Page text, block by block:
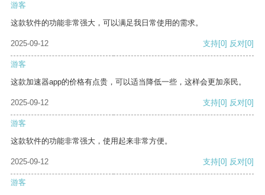
游客
这款软件的功能非常强大，可以满足我日常使用的需求。
2025-09-12 支持[0] 反对[0]
游客
这款加速器app的价格有点贵，可以适当降低一些，这样会更加亲民。
2025-09-12 支持[0] 反对[0]
游客
这款软件的功能非常强大，使用起来非常方便。
2025-09-12 支持[0] 反对[0]
游客